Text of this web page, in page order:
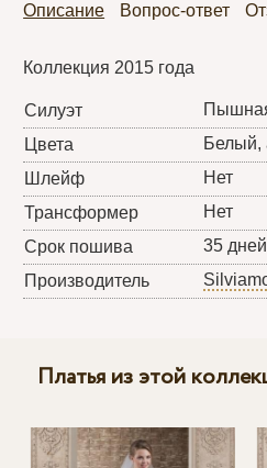
Описание Вопрос-ответ
Коллекция 2015 года
Силуэт
Цвета
Белый,
Шлейф
Нет
Трансформер
Нет
Срок пошива
35 дней
Производитель
Платья из этой